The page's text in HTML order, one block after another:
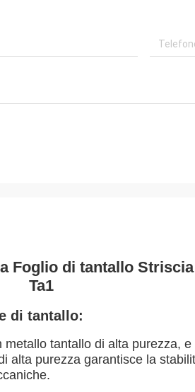
Foglio di tantallo
Ta1
di tantallo:
tantallo di alta purezza,
alta purezza garantisce la